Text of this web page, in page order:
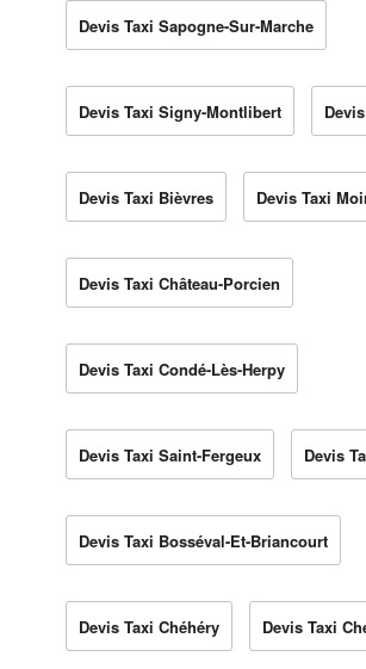
Devis Taxi Sapogne-Sur-Marche
Devis Taxi Signy-Montlibert
Devis Taxi Bièvres Devis Taxi
Devis Taxi Château-Porcien
Devis Taxi Condé-Lès-Herpy
Devis Taxi Saint-Fergeux Devis
Devis Taxi Bosséval-Et-Briancourt
Devis Taxi Chéhéry Devis Taxi